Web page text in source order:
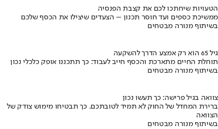
הטעויות שיחתכו לכם את קצבת הפנסיה
ממשיכת כספים ועד חוסר תכנון – הצעדים שיצילו את הכסף שלכם
בשיתוף מנורה מבטחים
גיל 65 הוא רק אמצע הדרך להשקעה
תוחלת החיים מתארכת והכסף חייב לעבוד: כך תתכננו אופק כלכלי נכון
בשיתוף מנורה מבטחים
צוואה בגיל פרישה: כך תעשו נכון
ברירת המחדל של החוק לא תמיד לטובתכם. כך תבטיחו מימוש צודק של
הצוואה
בשיתוף מנורה מבטחים